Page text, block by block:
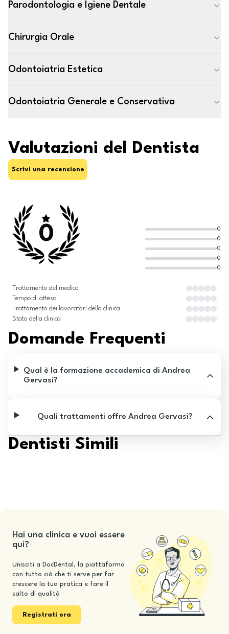
Parodontologia e Igiene Dentale
Chirurgia Orale
Odontoiatria Estetica
Odontoiatria Generale e Conservativa
Valutazioni del Dentista
Scrivi una recensione
0
0
0
0
0
0
Trattamento del medico
Tempo di attesa
Trattamento dei lavoratori della clinica
Stato della clinica
Domande Frequenti
Qual è la formazione accademica di Andrea
Gervasi?
Quali trattamenti offre Andrea Gervasi?
Dentisti Simili
Hai una clinica e vuoi essere
qui?
Unisciti a DocDental, la piattaforma
con tutto ciò che ti serve per far
crescere la tua pratica e fare il
salto di qualità
Registrati ora